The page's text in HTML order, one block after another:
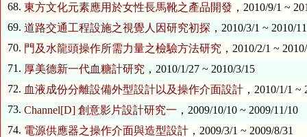
68. 東方文化元素應用於女性長馬靴之產品開發 ，2010/9/1 ~
69. 道路交通工程設施之視覺人因研究初探 ，2010/3/1 ~ 2010/
70. 門及水龍頭操作所需力量之檢驗方法研究 ，2010/2/1 ~
71. 厚美德新一代血糖計研究 ，2010/1/27 ~ 2010/3/15
72. 血液成份分離設備外型設計以及操作介面設計 ，2010/1/1 ~
73. Channel[D] 創意影片設計研究一 ，2009/10/10 ~ 2009/11/10
74. 電源供應器之操作介面與造型設計 ，2009/3/1 ~ 2009/8/31